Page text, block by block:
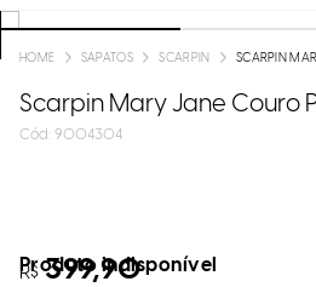
SAPATOS SCARPIN
Scarpin Mary Jane Couro
: 9004304
R$ 399,90
Produto indisponível